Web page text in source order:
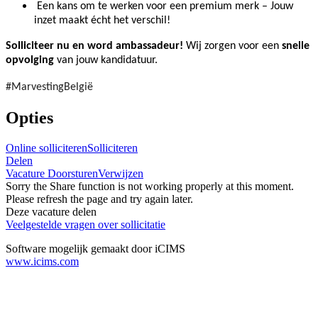
Een kans om te werken voor een premium merk – Jouw
inzet maakt écht het verschil!
Solliciteer nu en word ambassadeur! Wij zorgen voor een snelle
opvolging van jouw kandidatuur.
#MarvestingBelgië
Opties
Online solliciterenSolliciteren
Delen
Vacature DoorsturenVerwijzen
Sorry the Share function is not working properly at this moment.
Please refresh the page and try again later.
Deze vacature delen
Veelgestelde vragen over sollicitatie
Software mogelijk gemaakt door iCIMS
www.icims.com